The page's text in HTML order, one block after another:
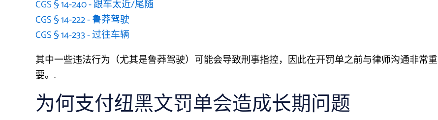
CGS § 14-240 - 跟车太近/尾随
CGS § 14-222 - 鲁莽驾驶
CGS § 14-233 - 过往车辆
其中一些违法行为（尤其是鲁莽驾驶）可能会导致刑事指控，因此在开罚单之前与律师沟通非常重
要。.
为何支付纽黑文罚单会造成长期问题